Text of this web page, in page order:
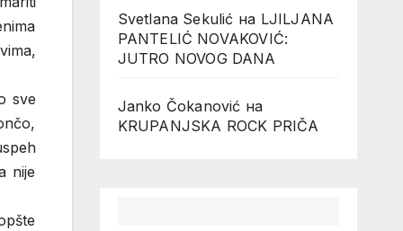
sve
nije
Svetlana Sekulić на LJILJANA
PANTELIĆ NOVAKOVIĆ:
JUTRO NOVOG DANA
Janko Čokanović на
KRUPANJSKA ROCK PRIČA